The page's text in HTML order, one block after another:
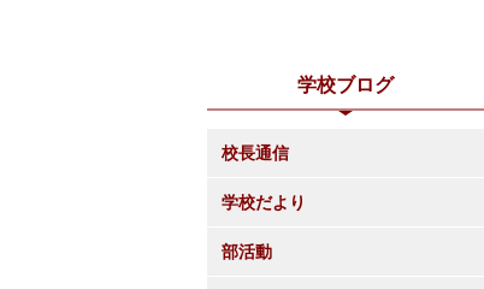
学校ブログ
校長通信
学校だより
部活動